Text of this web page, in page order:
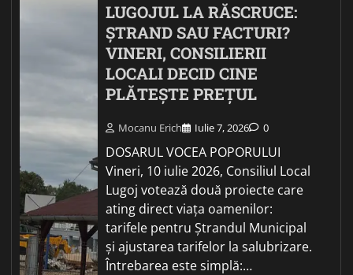
LUGOJUL LA RĂSCRUCE:
ȘTRAND SAU FACTURI?
VINERI, CONSILIERII
LOCALI DECID CINE
PLĂTEȘTE PREȚUL
Mocanu Erich Iulie 7, 2026 0
DOSARUL VOCEA POPORULUI
Vineri, 10 iulie 2026, Consiliul Local
Lugoj votează două proiecte care
ating direct viața oamenilor:
tarifele pentru Ștrandul Municipal
și ajustarea tarifelor la salubrizare.
Întrebarea este simplă:…